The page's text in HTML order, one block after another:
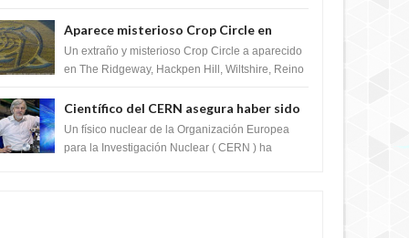
Aparece misterioso Crop Circle en
Reino Unido 23 de junio 2016
Un extraño y misterioso Crop Circle a aparecido
en The Ridgeway, Hackpen Hill, Wiltshire, Reino
Científico del CERN asegura haber sido
ayudado por seres de luz durante una
prueba del Colisionador de Hadrones
Un físico nuclear de la Organización Europea
para la Investigación Nuclear ( CERN ) ha